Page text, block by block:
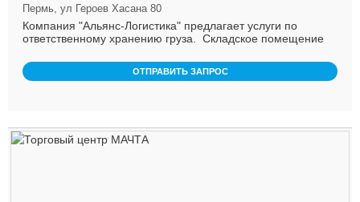
Пермь, ул Героев Хасана 80
Компания "Альянс-Логистика" предлагает услуги по
ответственному хранению груза. Складское помещение
ОТПРАВИТЬ ЗАПРОС